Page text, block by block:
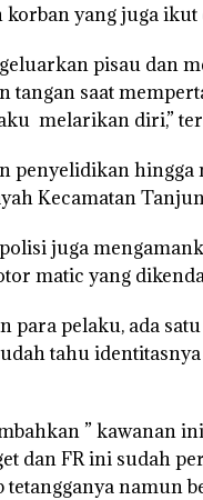
yang juga ikut
pisau dan
tangan saat
melarikan diri,”
penyelidikan hingga
Kecamatan
juga
matic yang
para pelaku, ada
tahu
” kawanan
dan FR ini sudah
namun